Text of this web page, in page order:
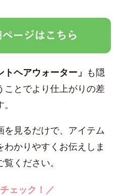
トヘアウォーター」 も隠
とでより仕上がりの差
を見るだけで、アイテム
かりやすくお伝えしま
ください。
ェック！／